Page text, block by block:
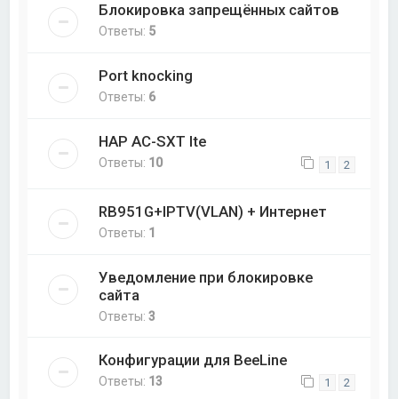
Блокировка запрещённых сайтов
Ответы: 5
Port knocking
Ответы: 6
HAP AC-SXT lte
Ответы: 10 1 2
RB951G+IPTV(VLAN) + Интернет
Ответы: 1
Уведомление при блокировке
сайта
Ответы:3
Конфигурации для BeeLine
Ответы: 13 1 2